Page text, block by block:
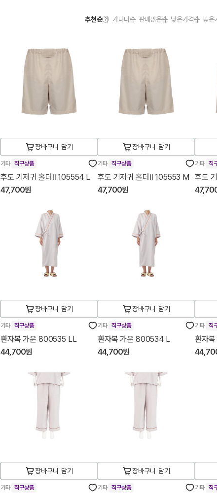
추천순 가나다순 판매많은순 낮은가격순 높은
장바구니 담기
기타 직구상품
후도 기저귀 홀더Ⅱ 105554 L
47,700원
장바구니 담기
기타 직구상품
후도 기저귀 홀더Ⅱ 105553 M
47,700원
기타 직
후도
장바구니 담기
기타 직구상품
환자복 가운 800535 LL
44,700원
장바구니 담기
기타 직구상품
환자복 가운 800534 L
44,700원
기타 직
환자
장바구니 담기
기타 직구상품
장바구니 담기
기타 직구상품 기타 직